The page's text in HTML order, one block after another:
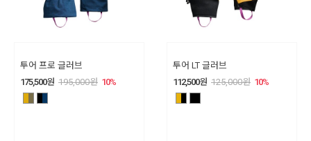
투어 프로 글러브
175,500원 195,000원 10%
투어 LT 글러브
112,500원 125,000원 10%